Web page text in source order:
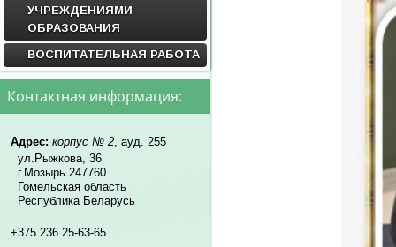
УЧРЕЖДЕНИЯМИ
ОБРАЗОВАНИЯ
ВОСПИТАТЕЛЬНАЯ РАБОТА
Контактная информация:
Адрес: корпус № 2, ауд. 255
ул.Рыжкова, 36
г.Мозырь 247760
Гомельская область
Республика Беларусь
+375 236 25-63-65